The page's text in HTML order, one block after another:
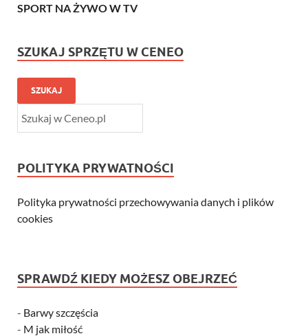
SPORT NA ŻYWO W TV
SZUKAJ SPRZĘTU W CENEO
SZUKAJ
POLITYKA PRYWATNOŚCI
Polityka prywatności przechowywania danych i plików
cookies
SPRAWDŹ KIEDY MOŻESZ OBEJRZEĆ
- Barwy szczęścia
- M jak miłość